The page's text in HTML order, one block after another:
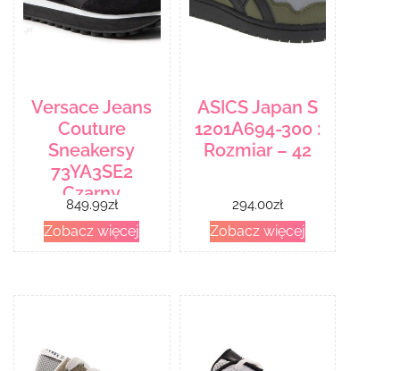
Versace Jeans
Couture
Sneakersy
73YA3SE2
Czarny
849.99zł
Zobacz więcej
ASICS Japan S
1201A694-300 :
Rozmiar – 42
294.00zł
Zobacz więcej